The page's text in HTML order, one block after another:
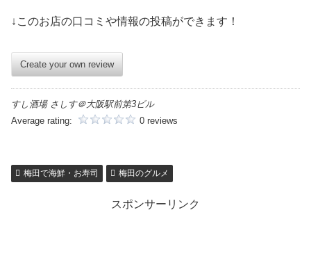
↓このお店の口コミや情報の投稿ができます！
Create your own review
すし酒場 さしす＠大阪駅前第3ビル
Average rating:
0 reviews
梅田で海鮮・お寿司 梅田のグルメ
スポンサーリンク